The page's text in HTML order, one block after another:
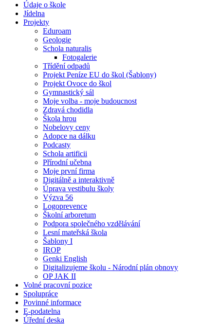
Údaje o škole
Jídelna
Projekty
Eduroam
Geologie
Schola naturalis
Fotogalerie
Třídění odpadů
Projekt Peníze EU do škol (Šablony)
Projekt Ovoce do škol
Gymnastický sál
Moje volba - moje budoucnost
Zdravá chodidla
Škola hrou
Nobelovy ceny
Adopce na dálku
Podcasty
Schola artificii
Přírodní učebna
Moje první firma
Digitálně a interaktivně
Úprava vestibulu školy
Výzva 56
Logoprevence
Školní arboretum
Podpora společného vzdělávání
Lesní mateřská škola
Šablony I
IROP
Genki English
Digitalizujeme školu - Národní plán obnovy
OP JAK II
Volné pracovní pozice
Spolupráce
Povinné informace
E-podatelna
Úřední deska